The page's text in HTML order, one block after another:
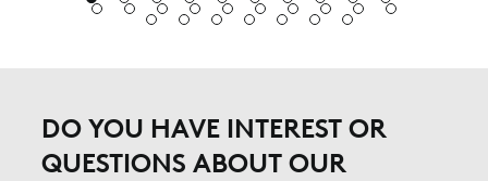
DO YOU HAVE INTEREST OR
QUESTIONS ABOUT OUR